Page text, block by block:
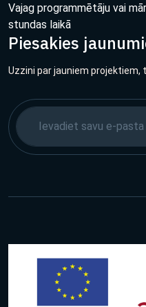
Vajag programmētāju vai
stundas laikā
Piesakies
Uzzini par jauniem